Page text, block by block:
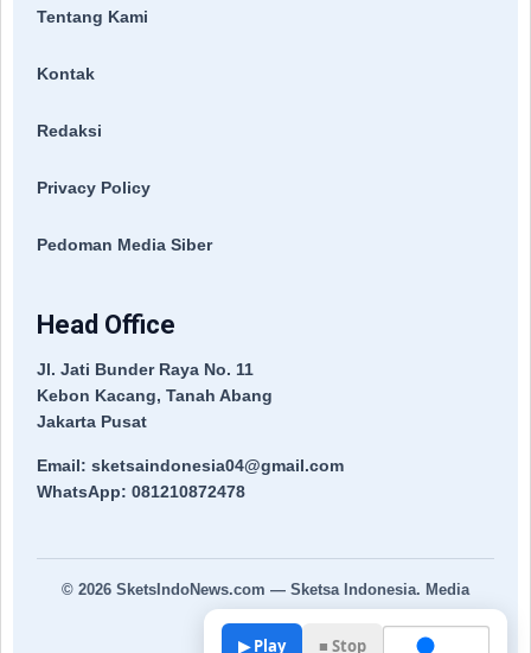
Tentang Kami
Kontak
Redaksi
Privacy Policy
Pedoman Media Siber
Head Office
Jl. Jati Bunder Raya No. 11
Kebon Kacang, Tanah Abang
Jakarta Pusat
Email: sketsaindonesia04@gmail.com
WhatsApp: 081210872478
© 2026 SketsIndoNews.com — Sketsa Indonesia. Media
▶ Play ■ Stop